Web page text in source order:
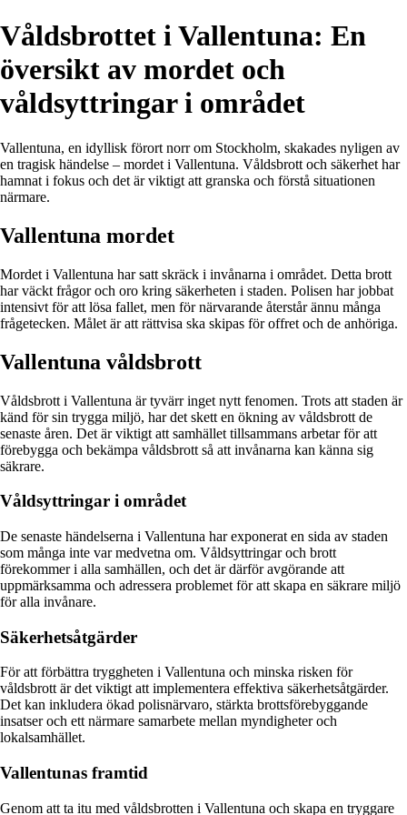
Våldsbrottet i Vallentuna: En
översikt av mordet och
våldsyttringar i området
Vallentuna, en idyllisk förort norr om Stockholm, skakades nyligen av
en tragisk händelse – mordet i Vallentuna. Våldsbrott och säkerhet har
hamnat i fokus och det är viktigt att granska och förstå situationen
närmare.
Vallentuna mordet
Mordet i Vallentuna har satt skräck i invånarna i området. Detta brott
har väckt frågor och oro kring säkerheten i staden. Polisen har jobbat
intensivt för att lösa fallet, men för närvarande återstår ännu många
frågetecken. Målet är att rättvisa ska skipas för offret och de anhöriga.
Vallentuna våldsbrott
Våldsbrott i Vallentuna är tyvärr inget nytt fenomen. Trots att staden är
känd för sin trygga miljö, har det skett en ökning av våldsbrott de
senaste åren. Det är viktigt att samhället tillsammans arbetar för att
förebygga och bekämpa våldsbrott så att invånarna kan känna sig
säkrare.
Våldsyttringar i området
De senaste händelserna i Vallentuna har exponerat en sida av staden
som många inte var medvetna om. Våldsyttringar och brott
förekommer i alla samhällen, och det är därför avgörande att
uppmärksamma och adressera problemet för att skapa en säkrare miljö
för alla invånare.
Säkerhetsåtgärder
För att förbättra tryggheten i Vallentuna och minska risken för
våldsbrott är det viktigt att implementera effektiva säkerhetsåtgärder.
Det kan inkludera ökad polisnärvaro, stärkta brottsförebyggande
insatser och ett närmare samarbete mellan myndigheter och
lokalsamhället.
Vallentunas framtid
Genom att ta itu med våldsbrotten i Vallentuna och skapa en tryggare